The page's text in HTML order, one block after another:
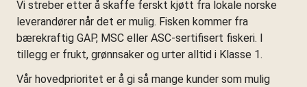
Vi streber etter å skaffe ferskt kjøtt fra lokale norske
leverandører når det er mulig. Fisken kommer fra
bærekraftig GAP, MSC eller ASC-sertifisert fiskeri. I
tillegg er frukt, grønnsaker og urter alltid i Klasse 1.
Vår hovedprioritet er å gi så mange kunder som mulig